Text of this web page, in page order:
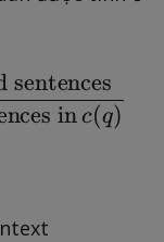
inc(q)